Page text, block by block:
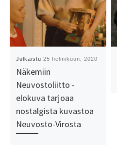
Julkaistu25 helmikuun, 2020
Näkemiin
Neuvostoliitto -
elokuva tarjoaa
nostalgista kuvastoa
Neuvosto-Virosta